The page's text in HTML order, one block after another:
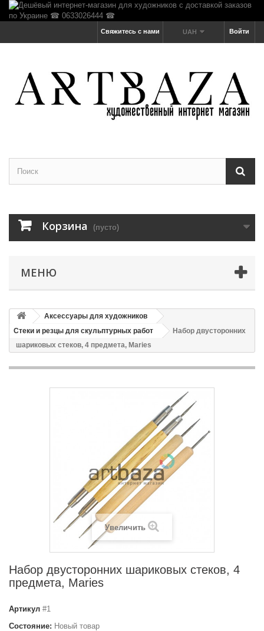
Войти
UAH
Свяжитесь с нами
Корзина (пусто)
МЕНЮ
Аксессуары для художников
Стеки и резцы для скульптурных работ
Набор двусторонних
шариковых стеков, 4 предмета, Maries
Увеличить
Набор двусторонних шариковых стеков, 4
предмета, Maries
Артикул #1
Состояние: Новый товар